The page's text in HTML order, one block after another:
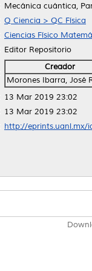
Mecánica cuántica,
Q Ciencia > QC Física
Ciencias Físico
Editor Repositorio
Creador
Morones Ibarra, José
13 Mar 2019 23:02
13 Mar 2019 23:02
http://eprints.uanl.mx/